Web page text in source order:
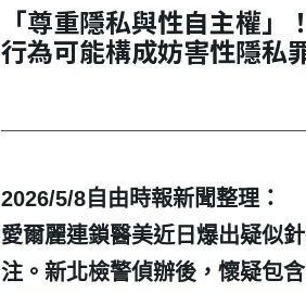
「尊重隱私與性自主權」
行為可能構成妨害性隱私
2026/5/8自由時報新聞整理：
愛爾麗連鎖醫美近日爆出疑似
注。新北檢警偵辦後，懷疑包